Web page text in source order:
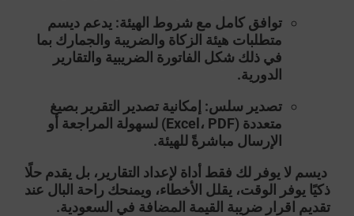
توافق كامل مع شروط الهيئة: يدعم ديسم
متطلبات هيئة الزكاة والضريبة والجمارك بما
في ذلك شكل الفاتورة الضريبية والتقارير
الدورية.
تصدير سلس: إمكانية تصدير التقرير بصيغ
متعددة (Excel، PDF) لسهولة المراجعة أو
الإرسال مباشرةً للهيئة.
ديسم لا يوفر لك فقط أداة لإعداد التقارير، بل يقدم حلًا
ذكيًا يوفر الوقت، يقلل الأخطاء، ويمنحك راحة البال عند
تقديم اقرار ضريبة القيمة المضافة في السعودية.